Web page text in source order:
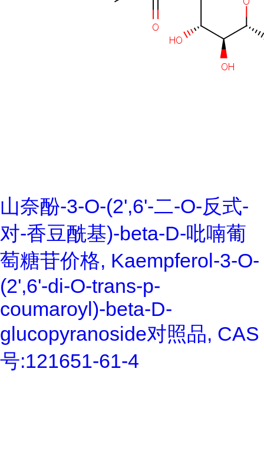
山奈酚-3-O-(2',6'-二-O-反式-
对-香豆酰基)-beta-D-吡喃葡
萄糖苷价格, Kaempferol-3-O-
(2',6'-di-O-trans-p-
coumaroyl)-beta-D-
glucopyranoside对照品, CAS
号:121651-61-4